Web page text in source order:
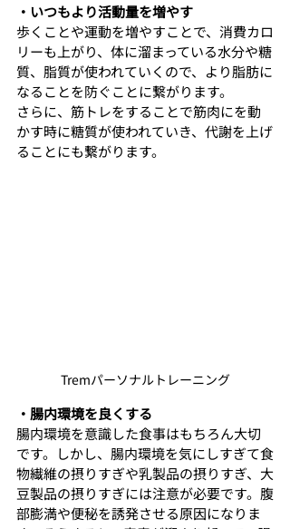
・いつもより活動量を増やす
歩くことや運動を増やすことで、消費カロ
リーも上がり、体に溜まっている水分や糖
質、脂質が使われていくので、より脂肪に
なることを防ぐことに繋がります。
さらに、筋トレをすることで筋肉にを動
かす時に糖質が使われていき、代謝を上げ
ることにも繋がります。
Tremパーソナルトレーニング
・腸内環境を良くする
腸内環境を意識した食事はもちろん大切
です。しかし、腸内環境を気にしすぎて食
物繊維の摂りすぎや乳製品の摂りすぎ、大
豆製品の摂りすぎには注意が必要です。腹
部膨満や便秘を誘発させる原因になりま